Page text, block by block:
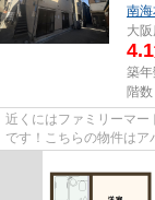
南海
大
4.1
築年
階
近くにはファミリーマー
です！こちらの物件は